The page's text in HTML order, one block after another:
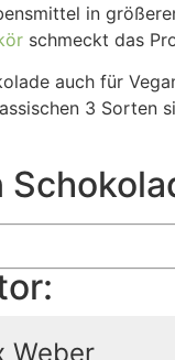
in
schmeckt das
auch für
3 Sorten
Weber